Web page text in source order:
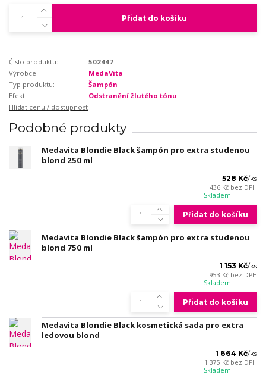
Přidat do košíku
Číslo produktu:
502447
Výrobce:
MedaVita
Typ produktu:
Šampón
Efekt:
Odstranění žlutého tónu
Hlídat cenu / dostupnost
Podobné produkty
Medavita Blondie Black šampón pro extra studenou
blond 250 ml
528 Kč/ks
436 Kč bez DPH
Skladem
Přidat do košíku
Medavita Blondie Black šampón pro extra studenou
blond 750 ml
1 153 Kč/ks
953 Kč bez DPH
Skladem
Přidat do košíku
Medavita Blondie Black kosmetická sada pro extra
ledovou blond
1 664 Kč/ks
1 375 Kč bez DPH
Skladem